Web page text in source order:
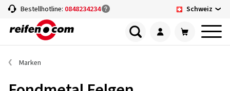
Bestellhotline: 0848234234 Schweiz
Marken